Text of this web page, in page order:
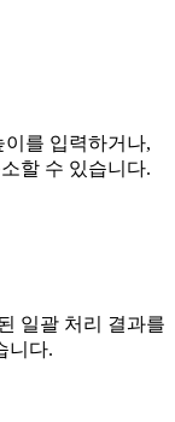
를 입력하거나,
할 수 있습니다.
일괄 처리 결과를
니다.